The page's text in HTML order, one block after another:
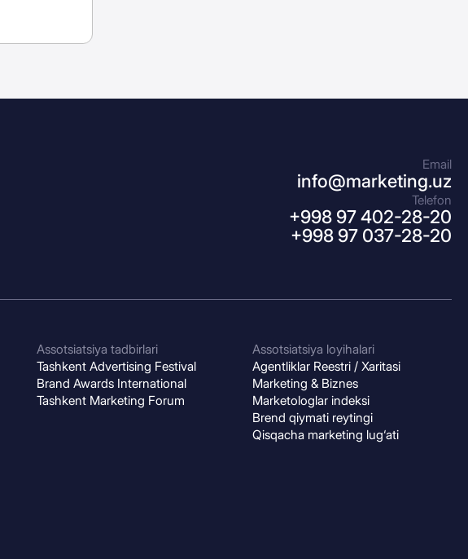
Email
info@marketing.uz
Telefon
+998 97 402-28-20
+998 97 037-28-20
Assotsiatsiya tadbirlari
Tashkent Advertising Festival
Brand Awards International
Tashkent Marketing Forum
Assotsiatsiya loyihalari
Agentliklar Reestri / Xaritasi
Marketing & Biznes
Marketologlar indeksi
Brend qiymati reytingi
Qisqacha marketing lug‘ati